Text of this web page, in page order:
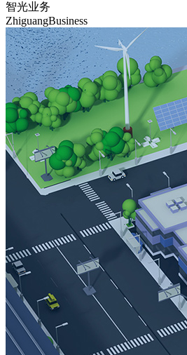
智光业务
ZhiguangBusiness